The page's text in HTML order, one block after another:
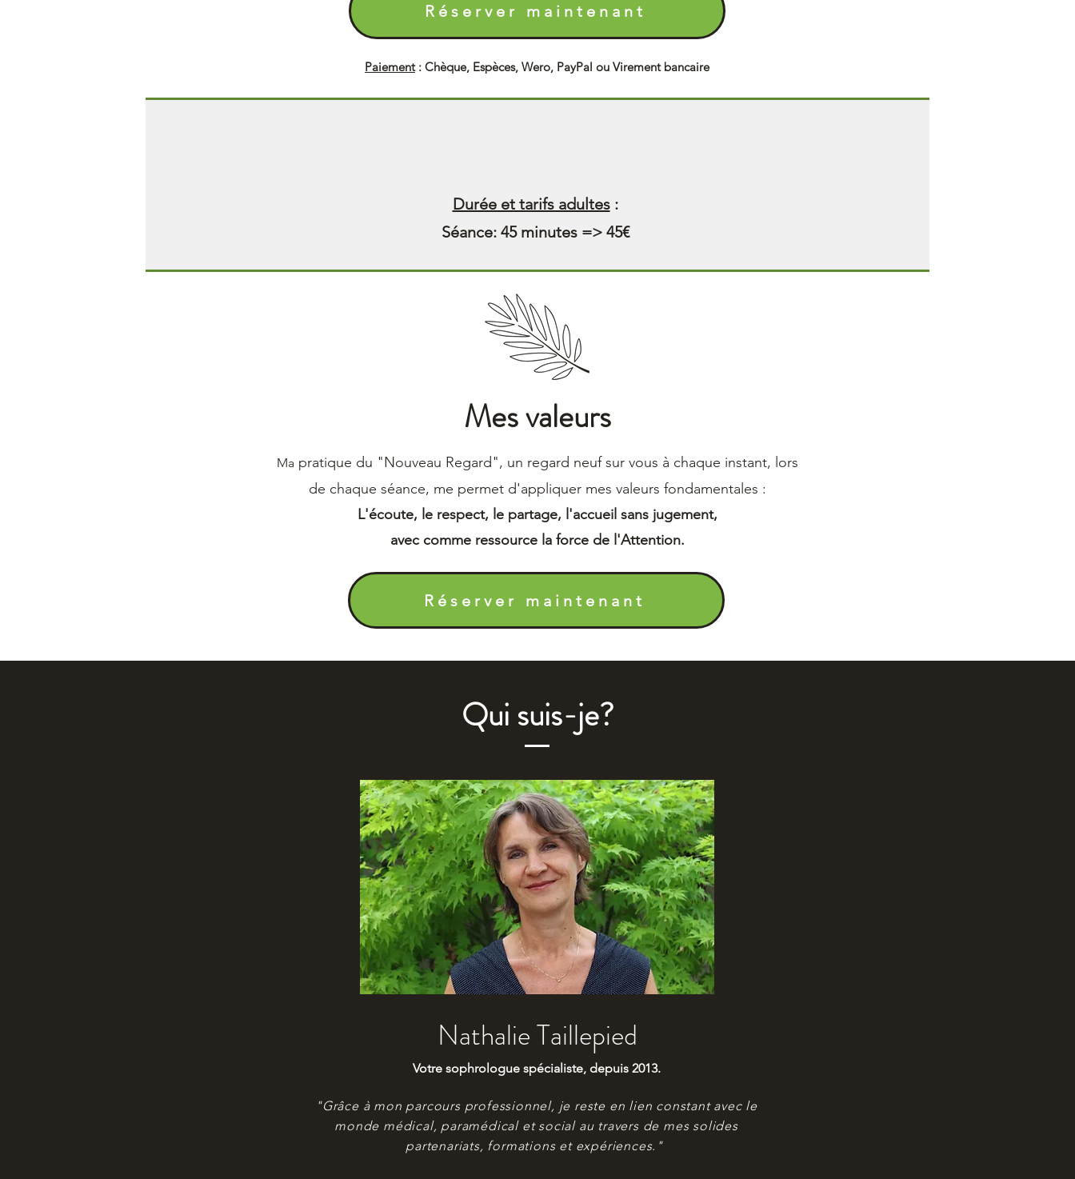
Réserver maintenant
Paiement: Chèque, Espèces, Wero, PayPal ou Virement bancaire
Mes valeurs
Ma pratique du "Nouveau Regard", un regard neuf sur vous à chaque instant, lors
de chaque séance, me permet d'appliquer mes valeurs fondamentales :
L'écoute, le respect, le partage, l'accueil sans jugement,
avec comme ressource la force de l'Attention.
Réserver maintenant
Durée et tarifs adultes:
Séance: 45 minutes => 45€
Qui suis-je?
Nathalie Taillepied
Votre sophrologue spécialiste, depuis 2013.
"Grâce à mon parcours professionnel, je reste en lien constant avec le
monde médical, paramédical et social au travers de mes solides
partenariats, formations et expériences."